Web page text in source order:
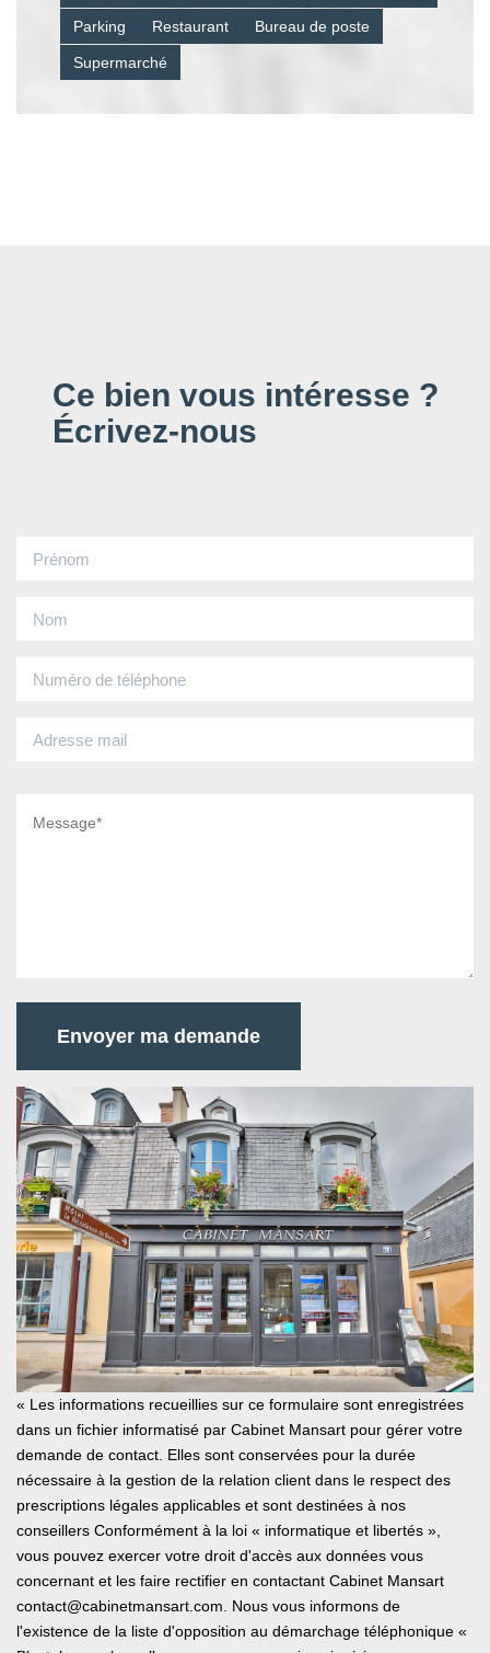
Parking Restaurant Bureau de poste
Supermarché
Ce bien vous intéresse ?
Écrivez-nous
Envoyer ma demande
« Les informations recueillies sur ce formulaire sont enregistrées
dans un fichier informatisé par Cabinet Mansart pour gérer votre
demande de contact. Elles sont conservées pour la durée
nécessaire à la gestion de la relation client dans le respect des
prescriptions légales applicables et sont destinées à nos
conseillers Conformément à la loi « informatique et libertés »,
vous pouvez exercer votre droit d'accès aux données vous
concernant et les faire rectifier en contactant Cabinet Mansart
contact@cabinetmansart.com. Nous vous informons de
l'existence de la liste d'opposition au démarchage téléphonique «